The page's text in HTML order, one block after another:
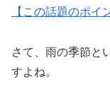
【この話題のポイ
さて、雨の季節と
すよね。